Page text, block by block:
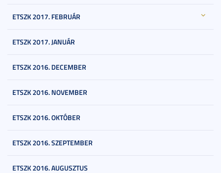
ETSZK 2017. FEBRUÁR
ETSZK 2017. JANUÁR
ETSZK 2016. DECEMBER
ETSZK 2016. NOVEMBER
ETSZK 2016. OKTÓBER
ETSZK 2016. SZEPTEMBER
ETSZK 2016. AUGUSZTUS